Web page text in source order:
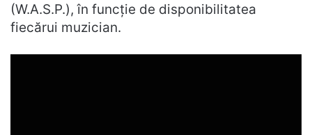
(W.A.S.P.), în funcție de disponibilitatea
fiecărui muzician.